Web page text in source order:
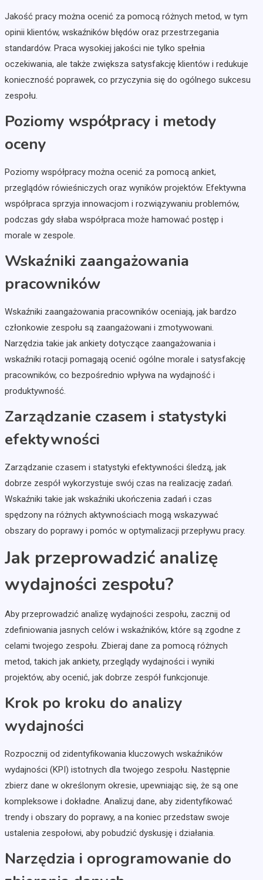
Jakość pracy można ocenić za pomocą różnych metod, w tym
opinii klientów, wskaźników błędów oraz przestrzegania
standardów. Praca wysokiej jakości nie tylko spełnia
oczekiwania, ale także zwiększa satysfakcję klientów i redukuje
konieczność poprawek, co przyczynia się do ogólnego sukcesu
zespołu.
Poziomy współpracy i metody
oceny
Poziomy współpracy można ocenić za pomocą ankiet,
przeglądów rówieśniczych oraz wyników projektów. Efektywna
współpraca sprzyja innowacjom i rozwiązywaniu problemów,
podczas gdy słaba współpraca może hamować postęp i
morale w zespole.
Wskaźniki zaangażowania
pracowników
Wskaźniki zaangażowania pracowników oceniają, jak bardzo
członkowie zespołu są zaangażowani i zmotywowani.
Narzędzia takie jak ankiety dotyczące zaangażowania i
wskaźniki rotacji pomagają ocenić ogólne morale i satysfakcję
pracowników, co bezpośrednio wpływa na wydajność i
produktywność.
Zarządzanie czasem i statystyki
efektywności
Zarządzanie czasem i statystyki efektywności śledzą, jak
dobrze zespół wykorzystuje swój czas na realizację zadań.
Wskaźniki takie jak wskaźniki ukończenia zadań i czas
spędzony na różnych aktywnościach mogą wskazywać
obszary do poprawy i pomóc w optymalizacji przepływu pracy.
Jak przeprowadzić analizę
wydajności zespołu?
Aby przeprowadzić analizę wydajności zespołu, zacznij od
zdefiniowania jasnych celów i wskaźników, które są zgodne z
celami twojego zespołu. Zbieraj dane za pomocą różnych
metod, takich jak ankiety, przeglądy wydajności i wyniki
projektów, aby ocenić, jak dobrze zespół funkcjonuje.
Krok po kroku do analizy
wydajności
Rozpocznij od zidentyfikowania kluczowych wskaźników
wydajności (KPI) istotnych dla twojego zespołu. Następnie
zbierz dane w określonym okresie, upewniając się, że są one
kompleksowe i dokładne. Analizuj dane, aby zidentyfikować
trendy i obszary do poprawy, a na koniec przedstaw swoje
ustalenia zespołowi, aby pobudzić dyskusję i działania.
Narzędzia i oprogramowanie do